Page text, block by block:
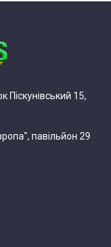
Піскунівський 15,
павільйон 29